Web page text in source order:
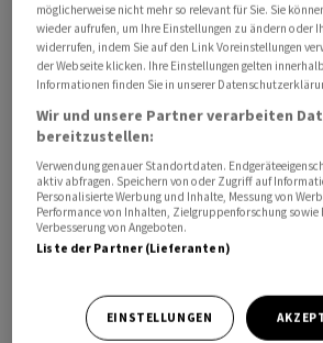
Die 3,9 Milliarden Euro schwere
dänischen Softwareanbieters
Konzern im April angekündigt.
erfolgreiche Übernahme ist, dass
mehr als die Hälfte der Simcorp-
werden./lew/stk
möglicherweise nicht mehr so relevant für Sie. Sie
wieder aufrufen, um Ihre Einstellungen zu ändern oder
widerrufen, indem Sie auf den Link Voreinstellungen
der Webseite klicken. Ihre Einstellungen gelten
Informationen finden Sie in unserer
Wir und unsere Partner verarbeiten
bereitzustellen:
Verwendung genauer Standortdaten.
aktiv abfragen. Speichern von oder Zugriff auf
Personalisierte Werbung und Inhalte, Messung von
Performance von Inhalten, Zielgruppenforschung
Verbesserung von Angeboten.
Liste der Partner (Lieferanten)
EINSTELLUNGEN